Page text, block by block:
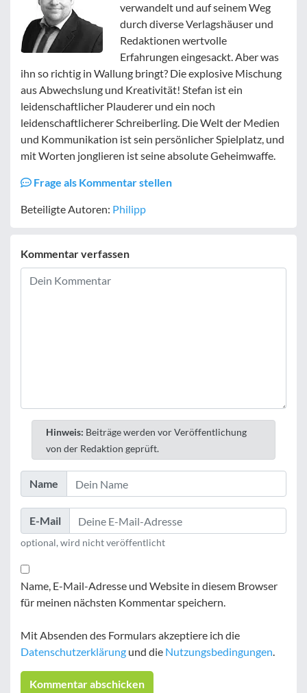
verwandelt und auf seinem Weg
durch diverse Verlagshäuser und
Redaktionen wertvolle
Erfahrungen eingesackt. Aber was
ihn so richtig in Wallung bringt? Die explosive Mischung
aus Abwechslung und Kreativität! Stefan ist ein
leidenschaftlicher Plauderer und ein noch
leidenschaftlicherer Schreiberling. Die Welt der Medien
und Kommunikation ist sein persönlicher Spielplatz, und
mit Worten jonglieren ist seine absolute Geheimwaffe.
Frage als Kommentar stellen
Beteiligte Autoren: Philipp
Kommentar verfassen
Hinweis: Beiträge werden vor Veröffentlichung
von der Redaktion geprüft.
Name
E-Mail
optional, wird nicht veröffentlicht
Name, E-Mail-Adresse und Website in diesem Browser
für meinen nächsten Kommentar speichern.
Mit Absenden des Formulars akzeptiere ich die
Datenschutzerklärung und die Nutzungsbedingungen.